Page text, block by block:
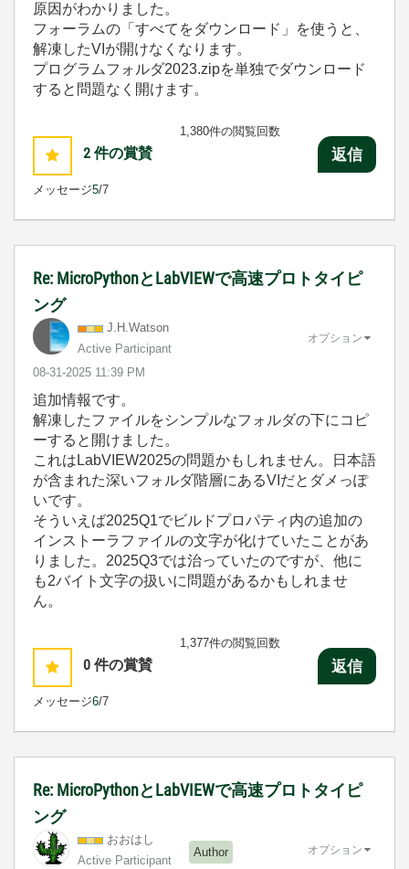
原因がわかりました。
フォーラムの「すべてをダウンロード」を使うと、
解凍したVIが開けなくなります。
プログラムフォルダ2023.zipを単独でダウンロード
すると問題なく開けます。
2 件の賞賛
メッセージ5/7
1,380件の閲覧回数
返信
Re: MicroPythonとLabVIEWで高速プロトタイピ
ング
J.H.Watson
Active Participant
‎08-31-2025 11:39 PM
オプション
追加情報です。
解凍したファイルをシンプルなフォルダの下にコピ
ーすると開けました。
これはLabVIEW2025の問題かもしれません。日本語
が含まれた深いフォルダ階層にあるVIだとダメっぽ
いです。
そういえば2025Q1でビルドプロパティ内の追加の
インストーラファイルの文字が化けていたことがあ
りました。2025Q3では治っていたのですが、他に
も2バイト文字の扱いに問題があるかもしれませ
ん。
0 件の賞賛
メッセージ6/7
1,377件の閲覧回数
返信
Re: MicroPythonとLabVIEWで高速プロトタイピ
ング
おおはし
Active Participant
Author オプション